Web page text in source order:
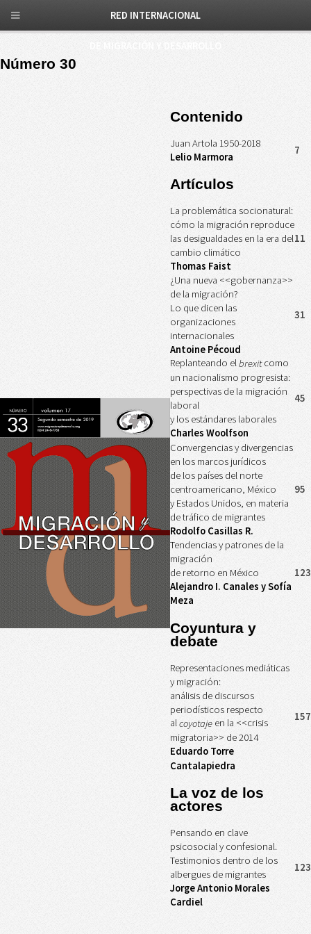
Número 30
Contenido
Juan Artola 1950-2018
Lelio Marmora
7
Artículos
La problemática socionatural:
cómo la migración reproduce
las desigualdades en la era del
cambio climático
Thomas Faist
11
¿Una nueva <<gobernanza>>
de la migración?
Lo que dicen las
organizaciones
internacionales
Antoine Pécoud
31
Replanteando elbrexitcomo
un nacionalismo progresista:
perspectivas de la migración
laboral
y los estándares laborales
Charles Woolfson
45
Convergencias y divergencias
en los marcos jurídicos
de los países del norte
centroamericano, México
y Estados Unidos, en materia
de tráfico de migrantes
Rodolfo Casillas R.
95
Tendencias y patrones de la
migración
de retorno en México
Alejandro I. Canales y Sofía
Meza
123
Coyuntura y
debate
Representaciones mediáticas
y migración:
análisis de discursos
periodísticos respecto
alcoyotaje en la <<crisis
migratoria>> de 2014
Eduardo Torre
Cantalapiedra
157
La voz de los
actores
Pensando en clave
psicosocial y confesional.
Testimonios dentro de los
albergues de migrantes
Jorge Antonio Morales
Cardiel
123
RED INTERNACIONAL